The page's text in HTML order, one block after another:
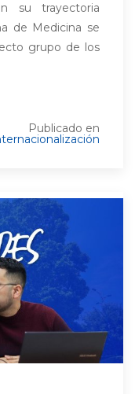
su trayectoria
de Medicina se
grupo de los
Publicado en